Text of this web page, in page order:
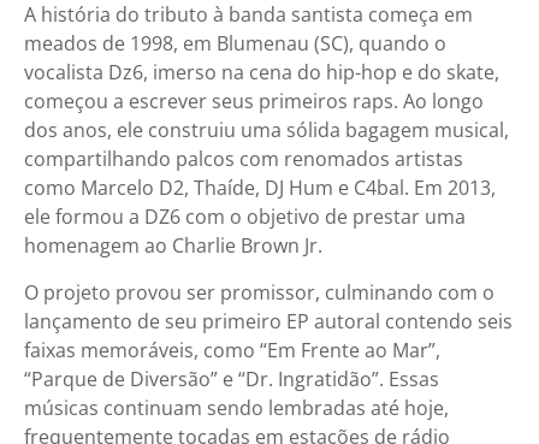
A história do tributo à banda santista começa em
meados de 1998, em Blumenau (SC), quando o
vocalista Dz6, imerso na cena do hip-hop e do skate,
começou a escrever seus primeiros raps. Ao longo
dos anos, ele construiu uma sólida bagagem musical,
compartilhando palcos com renomados artistas
como Marcelo D2, Thaíde, DJ Hum e C4bal. Em 2013,
ele formou a DZ6 com o objetivo de prestar uma
homenagem ao Charlie Brown Jr.
O projeto provou ser promissor, culminando com o
lançamento de seu primeiro EP autoral contendo seis
faixas memoráveis, como “Em Frente ao Mar”,
“Parque de Diversão” e “Dr. Ingratidão”. Essas
músicas continuam sendo lembradas até hoje,
frequentemente tocadas em estações de rádio